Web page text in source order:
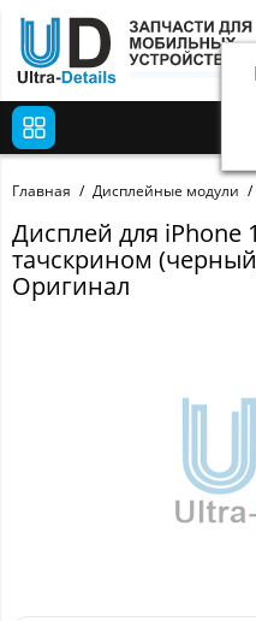
Главная Дисплейные модули
Дисплей для iPhone
тачскрином
Оригинал